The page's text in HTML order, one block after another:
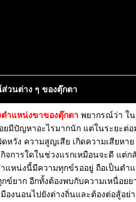
วนต่าง ๆ ของตุ๊กตา
ำแหน่งขาของตุ๊กตา พยากรณ์ว่า ใ
ยมีปัญหาอะไรมากนัก แต่ในระยะต่อ
วัง ความสูญเสีย เกิดความเสียหา
จการใดในช่วงแรกเหมือนจะดี แต่ก
แหน่งนี้มีความทุกข์รออยู่ ถือเป็นตำ
ข์ยาก อีกทั้งต้องพบกับความเหนื่อยย
มืองนอนไปยังต่างถิ่นและต้องต่อสู้อย่